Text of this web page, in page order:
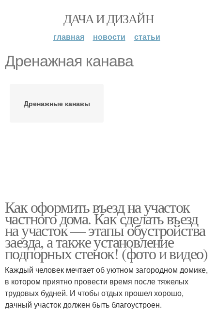
ДАЧА И ДИЗАЙН
главная новости статьи
Дренажная канава
Дренажные канавы
Как оформить въезд на участок
частного дома. Как сделать въезд
на участок — этапы обустройства
заезда, а также установление
подпорных стенок! (фото и видео)
Каждый человек мечтает об уютном загородном домике,
в котором приятно провести время после тяжелых
трудовых будней. И чтобы отдых прошел хорошо,
дачный участок должен быть благоустроен.